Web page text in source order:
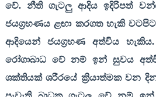
වේ. නීති ගැටලු ආදිය ඉදිරිපත්
ජයග්‍රහණය ළඟා කරගත හැකි
ආදියෙන් ජයග්‍රහණ අත්විය
රෝගාබාධ වේ නම් ඉන් සුවය
ශක්තියක් ශරීරයේ ක්‍රියාත්මක වන